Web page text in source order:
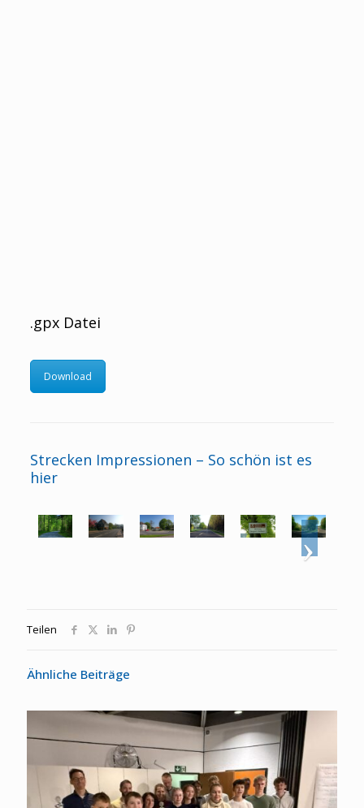
.gpx Datei
Download
Strecken Impressionen – So schön ist es
hier
Teilen
Ähnliche Beiträge